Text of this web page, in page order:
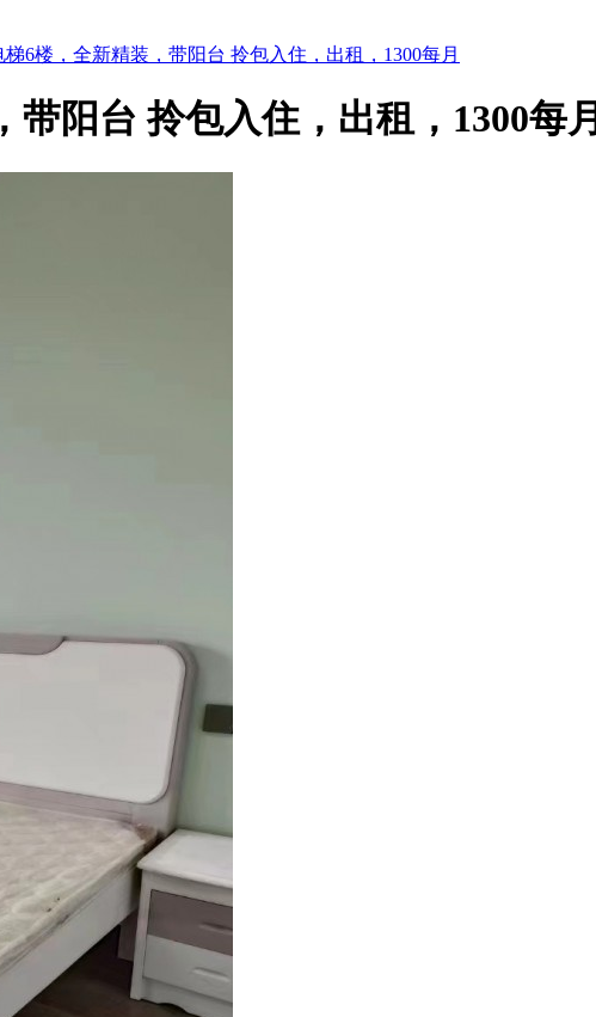
6楼，全新精装，带阳台 拎包入住，出租，1300每月
阳台 拎包入住，出租，1300每月